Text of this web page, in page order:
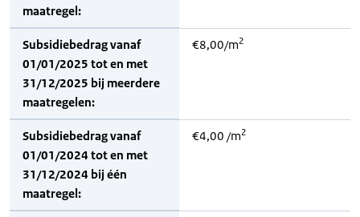
maatregel:
Subsidiebedrag vanaf
01/01/2025 tot en met
31/12/2025 bij meerdere
maatregelen:
€8,00/m2
Subsidiebedrag vanaf
01/01/2024 tot en met
31/12/2024 bij één
maatregel:
€4,00 /m2